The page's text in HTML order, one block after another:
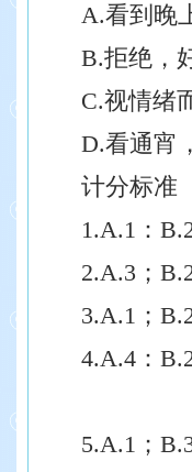
A.看到晚
B.拒绝，
C.视情绪
D.看通宵
计分标准
1.A.1：
2.A.3；
3.A.1；
4.A.4：
5.A.1；